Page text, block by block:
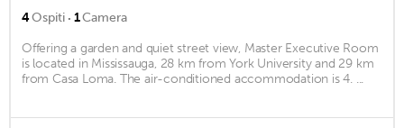
4Ospiti · 1Camera
Offering a garden and quiet street view, Master Executive Room
is located in Mississauga, 28 km from York University and 29 km
from Casa Loma. The air-conditioned accommodation is 4. ...